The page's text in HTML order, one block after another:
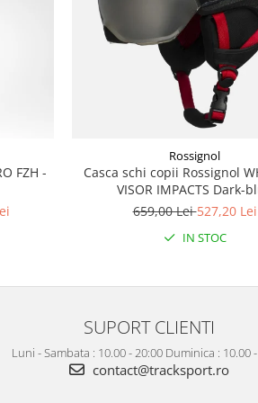
FZH -
Rossignol
Casca schi copii Rossignol
VISOR IMPACTS Dark-
659,00 Lei527,20 Lei
IN STOC
SUPORT CLIENTI
Luni - Sambata : 10.00 - 20:00 Duminica : 10.00
contact@tracksport.ro